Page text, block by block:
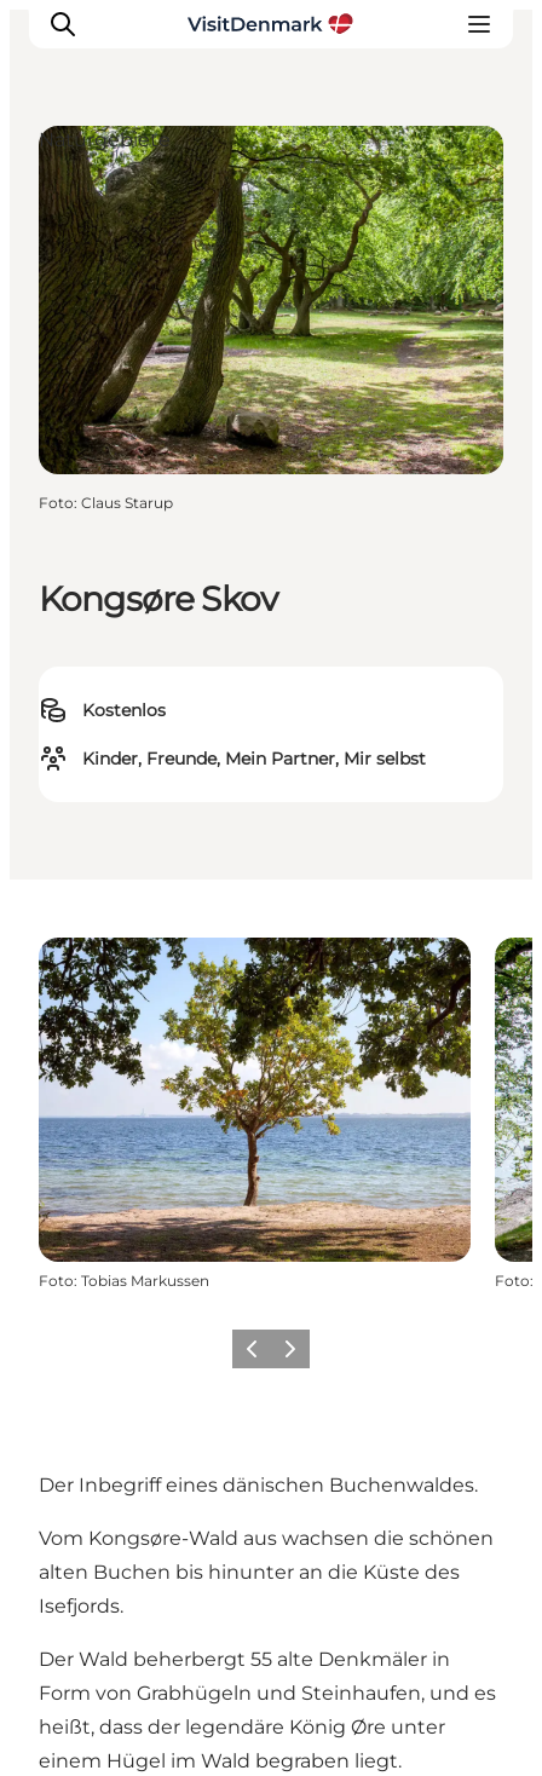
Inspiration
Regionen
Erlebnisse
Unterkünfte
Reiseplanung
Kongsøre Skov
Kostenlos
Kinder, Freunde, Mein Partner, Mir selbst
Naturgebiete
Foto: Claus Starup
Foto: Tobias Markussen Foto:
ZurückWeiter
Der Inbegriff eines dänischen Buchenwaldes.
Vom Kongsøre-Wald aus wachsen die schönen
alten Buchen bis hinunter an die Küste des
Isefjords.
Der Wald beherbergt 55 alte Denkmäler in
Form von Grabhügeln und Steinhaufen, und es
heißt, dass der legendäre König Øre unter
einem Hügel im Wald begraben liegt.